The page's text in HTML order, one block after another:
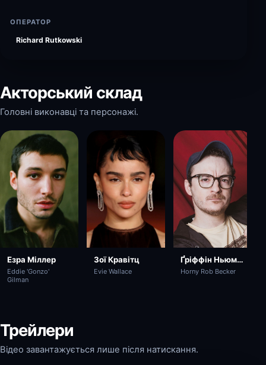
ОПЕРАТОР
Richard Rutkowski
Акторський склад
Головні виконавці та персонажі.
Езра Міллер
Eddie 'Gonzo'
Gilman
Зої Кравітц
Evie Wallace
Ґріффін Ньюман
Horny Rob Becker
Трейлери
Відео завантажується лише після натискання.